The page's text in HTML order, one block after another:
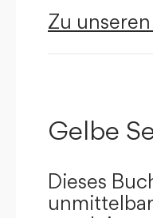
Zu
Gelbe
Dieses